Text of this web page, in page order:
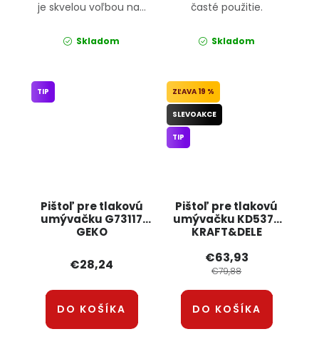
je skvelou voľbou na...
Skladom
časté použitie.
Skladom
Pištoľ pre tlakovú
umývačku G73117
GEKO
TIP
€28,24
DO KOŠÍKA
Pištoľ pre tlakovú
umývačku KD5377
KRAFT&DELE
19 %
SLEVOAKCE
TIP
€63,93
€79,88
DO KOŠÍKA